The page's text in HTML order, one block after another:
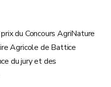
du Concours AgriNature
Agricole de Battice
du jury et des